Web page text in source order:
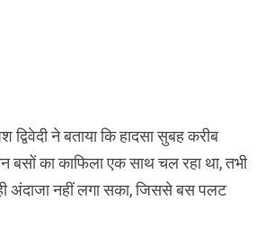
ने बताया कि हादसा सुबह करीब
का काफिला एक साथ चल रहा था, तभी
अंदाजा नहीं लगा सका, जिससे बस पलट